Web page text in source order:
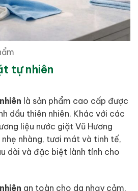
tự nhiên
là sản phẩm cao cấp được
dầu thiên nhiên. Khác với các
liệu nước giặt Vũ Hương
nhàng, tươi mát và tinh tế,
dài và đặc biệt lành tính cho
an toàn cho da nhạy cảm,